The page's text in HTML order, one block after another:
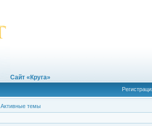
Сайт «Круга»
Активные темы